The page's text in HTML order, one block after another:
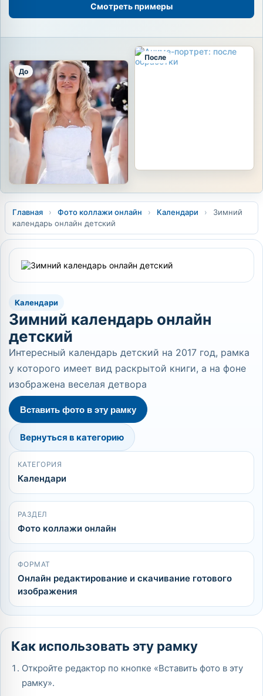
Смотреть примеры
До
После
Главная › Фото коллажи онлайн › Календари ›
Зимний
календарь онлайн детский
Календари
Зимний календарь онлайн
детский
Интересный календарь детский на 2017 год, рамка
у которого имеет вид раскрытой книги, а на фоне
изображена веселая детвора
Вставить фото в эту рамку
Вернуться в категорию
КАТЕГОРИЯ
Календари
РАЗДЕЛ
Фото коллажи онлайн
ФОРМАТ
Онлайн редактирование и скачивание готового
изображения
Как использовать эту рамку
Откройте редактор по кнопке «Вставить фото в эту
рамку».